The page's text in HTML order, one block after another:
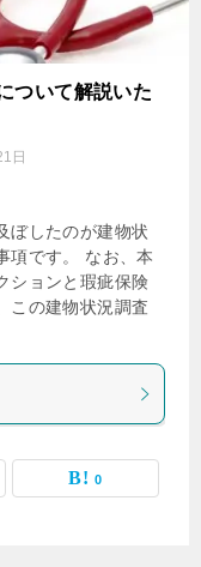
ついて解説いた
日
ぼしたのが建物状
項です。 なお、本
ションと瑕疵保険
この建物状況調査
0